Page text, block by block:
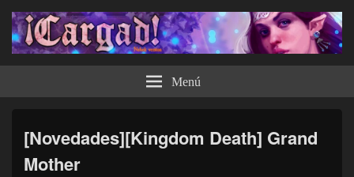
¡Cargad! Menú
[Novedades][Kingdom Death] Grand
Mother